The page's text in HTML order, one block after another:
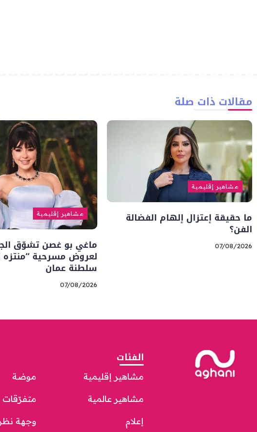
مقالات ذات صلة
مشاهير إقليمية
ما حقيقة إعتزال إلهام الفضالة
الفن؟
07/08/2026
مشاهير إقليمية
ماغي بو غصن تشوّق
لعروض مسرحية “منتزه
سلطنة عمان
07/08/2026
الفئات
مشاهير إقليمية
مشاهير عالمية
إعلام
موضة
متفرّقات
وجهة